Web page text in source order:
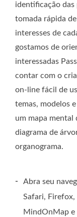
identificação das
tomada rápida
interesses de
gostamos de
interessadas
contar com o
on-line fácil de
temas, modelos
um mapa mental
diagrama de
organograma.
-
Abra seu
Safari, Firefox,
MindOnMap e